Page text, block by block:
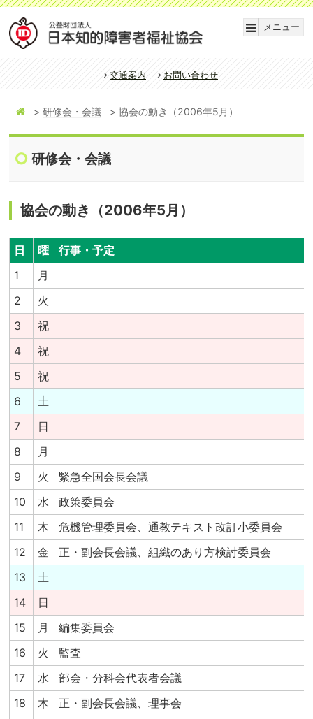
メニュー
交通案内 お問い合わせ
研修会・会議 協会の動き（2006年5月）
研修会・会議
協会の動き（2006年5月）
日 曜
行事・予定
1
月
2
火
3
祝
4
祝
5
祝
6
土
7
日
8
月
9
火
緊急全国会長会議
10
水
政策委員会
11
木
危機管理委員会、通教テキスト改訂小委員会
12
金
正・副会長会議、組織のあり方検討委員会
13
土
14
日
15
月
編集委員会
16
火
監査
17
水
部会・分科会代表者会議
18
木
正・副会長会議、理事会